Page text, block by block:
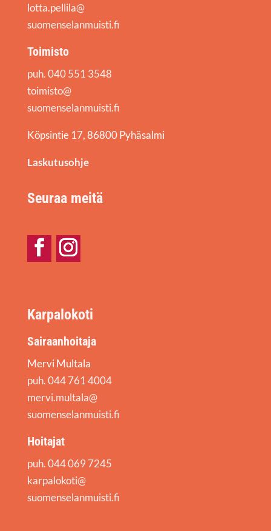
lotta.pellila@
suomenselanmuisti.fi
Toimisto
puh. 040 551 3548
toimisto@
suomenselanmuisti.fi
Köpsintie 17, 86800 Pyhäsalmi
Laskutusohje
Seuraa meitä
Karpalokoti
Sairaanhoitaja
Mervi Multala
puh. 044 761 4004
mervi.multala@
suomenselanmuisti.fi
Hoitajat
puh. 044 069 7245
karpalokoti@
suomenselanmuisti.fi